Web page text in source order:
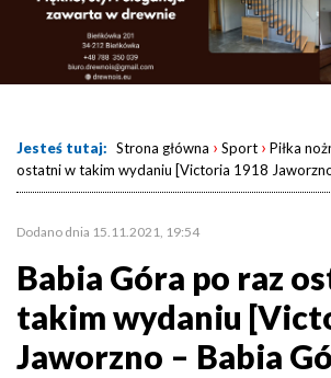
Jesteś tutaj: Strona główna › Sport › Piłka
ostatni w takim wydaniu [Victoria 1918
Dodano dnia 15.11.2021, 19:54
Babia Góra po raz
takim wydaniu
Jaworzno – Babia